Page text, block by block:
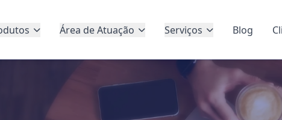
Área de Atuação Serviços Blog